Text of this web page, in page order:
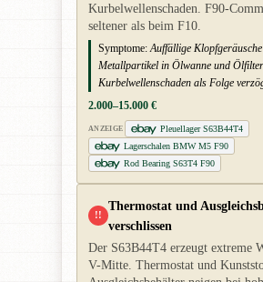
Kurbelwellenschaden. F90-
seltener als beim F10.
Symptome: Auffällige
Metallpartikel in Ölwanne und
Kurbelwellenschaden als Folge
2.000–15.000 €
ANZEIGE
Pleuellager S63B44T4
Lagerschalen BMW M5 F90
Rod Bearing S63T4 F90
!!
Thermostat und
verschlissen
Der S63B44T4 erzeugt extreme
V-Mitte. Thermostat und